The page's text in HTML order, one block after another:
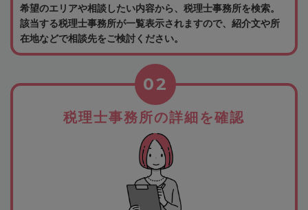
希望のエリアや相談したい内容から、税理士事務所を検索。
該当する税理士事務所が一覧表示されますので、紹介文や所
在地などで相談先をご検討ください。
税理士事務所の詳細を確認
02